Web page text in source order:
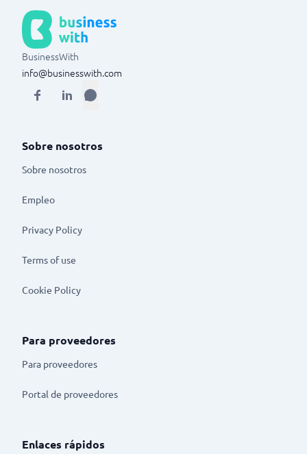
BusinessWith
info@businesswith.com
Sobre nosotros
Sobre nosotros
Empleo
Privacy Policy
Terms of use
Cookie Policy
Para proveedores
Para proveedores
Portal de proveedores
Enlaces rápidos